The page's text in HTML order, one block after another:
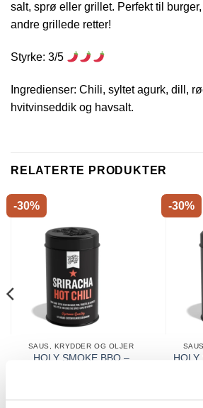
salt, sprø eller grillet. Perfekt til
andre grillede retter!
Styrke: 3/5
Ingredienser: Chili, syltet agurk, dill,
hvitvinseddik og havsalt.
RELATERTE PRODUKTER
-30%
SAUS, KRYDDER OG OLJER
HOLY SMOKE BBQ –
-30%
HOLY